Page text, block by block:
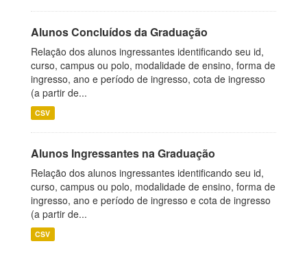
Alunos Concluídos da Graduação
Relação dos alunos ingressantes identificando seu id,
curso, campus ou polo, modalidade de ensino, forma de
ingresso, ano e período de ingresso, cota de ingresso
(a partir de...
CSV
Alunos Ingressantes na Graduação
Relação dos alunos ingressantes identificando seu id,
curso, campus ou polo, modalidade de ensino, forma de
ingresso, ano e período de ingresso e cota de ingresso
(a partir de...
CSV